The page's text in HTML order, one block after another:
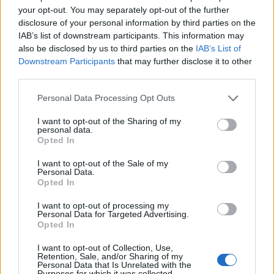
your opt-out. You may separately opt-out of the further
disclosure of your personal information by third parties on the
IAB’s list of downstream participants. This information may
also be disclosed by us to third parties on the IAB’s List of
Downstream Participants that may further disclose it to other
Personal Data Processing Opt Outs
I want to opt-out of the Sharing of my
personal data.
Opted In
I want to opt-out of the Sale of my
Personal Data.
Opted In
I want to opt-out of processing my
Personal Data for Targeted Advertising.
Opted In
I want to opt-out of Collection, Use,
Retention, Sale, and/or Sharing of my
Personal Data that Is Unrelated with the
Σπάρτη: Σε εξέλιξη οι εργασίες συντήρησης
03/08/2026 19:09